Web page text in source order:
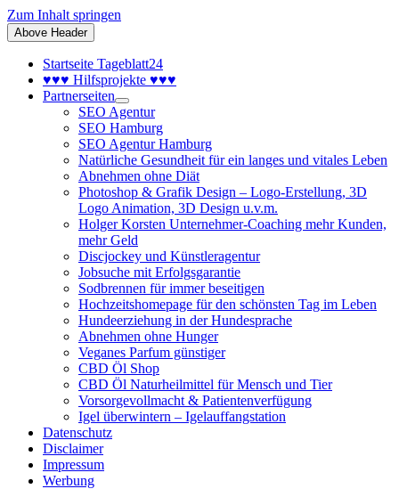
Zum Inhalt springen
Above Header
Startseite Tageblatt24
♥♥♥ Hilfsprojekte ♥♥♥
Partnerseiten
SEO Agentur
SEO Hamburg
SEO Agentur Hamburg
Natürliche Gesundheit für ein langes und vitales Leben
Abnehmen ohne Diät
Photoshop & Grafik Design – Logo-Erstellung, 3D
Logo Animation, 3D Design u.v.m.
Holger Korsten Unternehmer-Coaching mehr Kunden,
mehr Geld
Discjockey und Künstleragentur
Jobsuche mit Erfolgsgarantie
Sodbrennen für immer beseitigen
Hochzeitshomepage für den schönsten Tag im Leben
Hundeerziehung in der Hundesprache
Abnehmen ohne Hunger
Veganes Parfum günstiger
CBD Öl Shop
CBD Öl Naturheilmittel für Mensch und Tier
Vorsorgevollmacht & Patientenverfügung
Igel überwintern – Igelauffangstation
Datenschutz
Disclaimer
Impressum
Werbung